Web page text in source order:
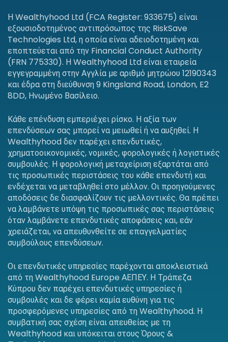
Η Wealthyhood Ltd (FCA Register: 933675) είναι
εξουσιοδοτημένος αντιπρόσωπος της RiskSave
Technologies Ltd, η οποία είναι αδειοδοτημένη και
εποπτεύεται από την Financial Conduct Authority
(FRN 775330). Η Wealthyhood Ltd είναι εταιρεία
εγγεγραμμένη στην Αγγλία με αριθμό μητρώου 12190343
και έδρα στη διεύθυνση 9 Kingsland Road, London, E2
8DD, Ηνωμένο Βασίλειο.
Κάθε επένδυση εμπεριέχει ρίσκο. Η αξία των
επενδύσεων σας μπορεί να μειωθεί ή να αυξηθεί. Η
Wealthyhood δεν παρέχει επενδυτικές,
χρηματοοικονομικές, νομικές, φορολογικές ή λογιστικές
συμβουλές. Η φορολογική μεταχείριση εξαρτάται από
τις προσωπικές περιστάσεις του κάθε επενδυτή και
ενδέχεται να μεταβληθεί στο μέλλον. Οι προηγούμενες
αποδόσεις δε διασφαλίζουν τις μελλοντικές. Θα πρέπει
να λαμβάνετε υπόψη τις προσωπικές σας περιστάσεις
όταν λαμβάνετε επενδυτικές αποφάσεις και, εάν
χρειάζεται, να απευθυνθείτε σε επαγγελματίες
συμβούλους επενδύσεων.
Οι επενδυτικές υπηρεσίες παρέχονται αποκλειστικά
από τη Wealthyhood Europe ΑΕΠΕΥ. Η Τράπεζα
Κύπρου δεν παρέχει επενδυτικές υπηρεσίες ή
συμβουλές και δε φέρει καμία ευθύνη για τις
προσφερόμενες υπηρεσίες από τη Wealthyhood. Η
συμβατική σας σχέση είναι απευθείας με τη
Wealthyhood και υπόκειται στους Όρους &